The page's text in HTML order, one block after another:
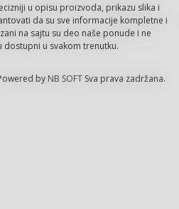
u opisu proizvoda, prikazu slika i
da su sve informacije kompletne i
na sajtu su deo naše ponude i ne
dostupni u svakom trenutku.
by NB SOFTSva prava zadržana.